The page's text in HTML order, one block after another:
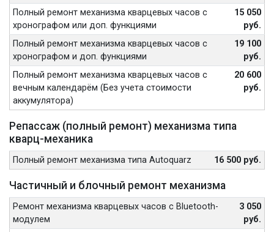
Полный ремонт механизма кварцевых часов с
хронографом или доп. функциями
15 050
руб.
Полный ремонт механизма кварцевых часов с
хронографом и доп. функциями
19 100
руб.
Полный ремонт механизма кварцевых часов с
вечным календарём (Без учета стоимости
аккумулятора)
20 600
руб.
Репассаж (полный ремонт) механизма типа
кварц-механика
Полный ремонт механизма типа Autoquarz 16 500 руб.
Частичный и блочный ремонт механизма
Ремонт механизма кварцевых часов с Bluetooth-
модулем
3 050
руб.